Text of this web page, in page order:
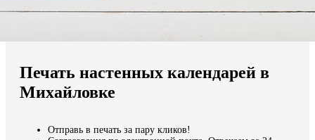
Мы доставляем по всему миру
Продолжить без города
Печать настенных календарей в
Михайловке
Отправь в печать за пару кликов!